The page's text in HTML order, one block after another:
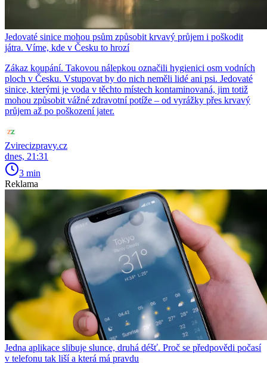
Jedovaté sinice mohou psům způsobit krvavý průjem i poškodit
játra. Víme, kde v Česku to hrozí
Zákaz koupání. Takovou nálepkou označili hygienici osm vodních
ploch v Česku. Vstupovat by do nich neměli lidé ani psi. Jedovaté
sinice, kterými je voda v těchto místech kontaminovaná, jim totiž
mohou způsobit vážné zdravotní potíže – od vyrážky přes krvavý
průjem až po poškození jater.
Zvirecizpravy.cz
dnes, 21:31
3 min
Reklama
Jedna aplikace slibuje slunce, druhá déšť. Proč se předpovědi počasí
v telefonu tak liší a která má pravdu